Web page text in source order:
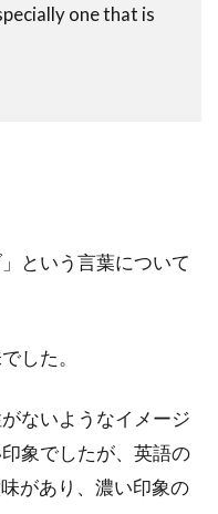
one that is
という言葉について
した。
ないようなイメージ
象でしたが、英語の
があり、濃い印象の